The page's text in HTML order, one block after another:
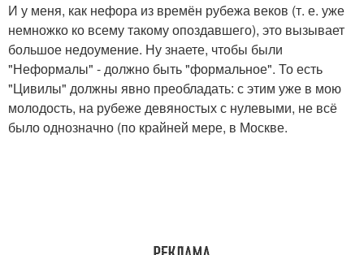
И у меня, как нефора из времён рубежа веков (т. е. уже
немножко ко всему такому опоздавшего), это вызывает
большое недоумение. Ну знаете, чтобы были
"Неформалы" - должно быть "формальное". То есть
"Цивилы" должны явно преобладать: с этим уже в мою
молодость, на рубеже девяностых с нулевыми, не всё
было однозначно (по крайней мере, в Москве.